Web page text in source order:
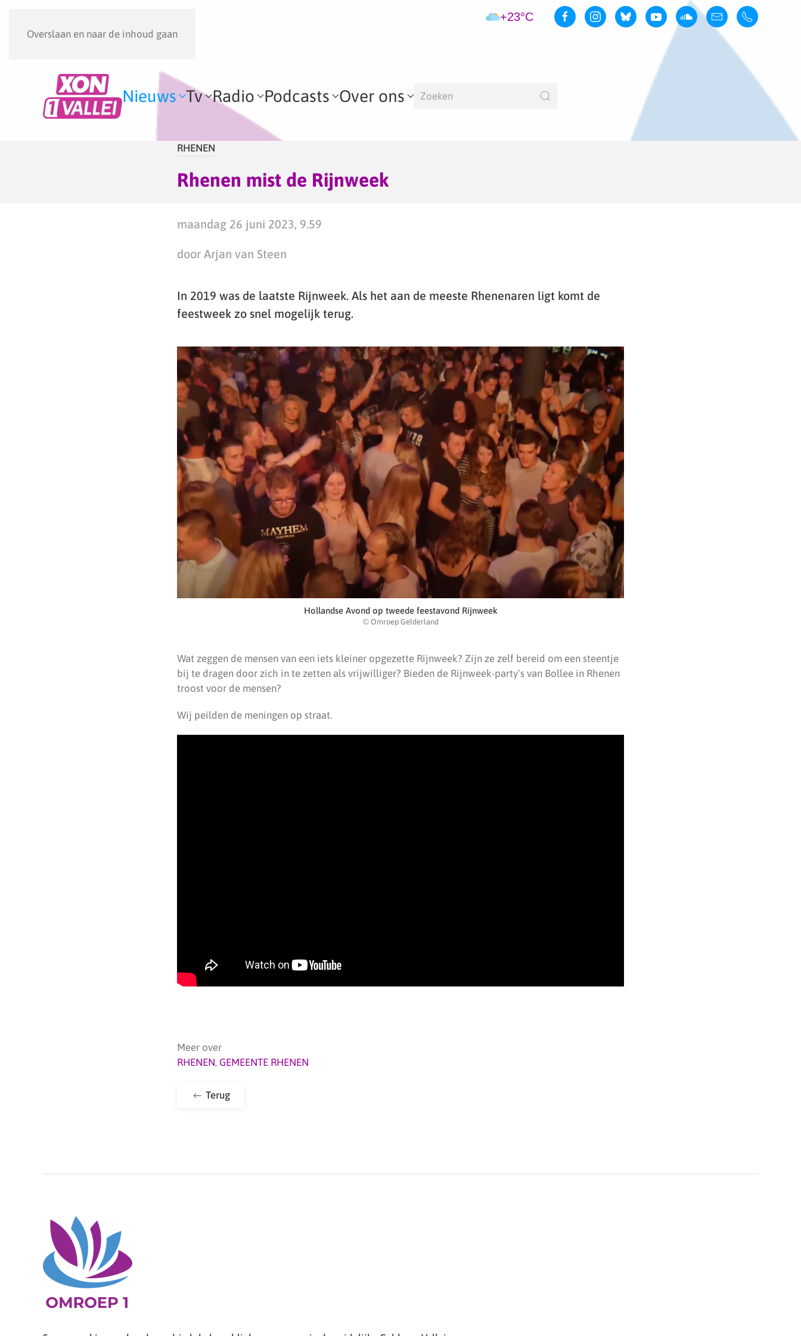
Overslaan en naar de inhoud gaan
+23°C
Nieuws Tv Radio Podcasts Over ons
RHENEN
Rhenen mist de Rijnweek
maandag 26 juni 2023, 9.59
door Arjan van Steen
In 2019 was de laatste Rijnweek. Als het aan de meeste Rhenenaren ligt komt de
feestweek zo snel mogelijk terug.
Hollandse Avond op tweede feestavond Rijnweek
© Omroep Gelderland
Wat zeggen de mensen van een iets kleiner opgezette Rijnweek? Zijn ze zelf bereid om een steentje
bij te dragen door zich in te zetten als vrijwilliger? Bieden de Rijnweek-party’s van Bollee in Rhenen
troost voor de mensen?
Wij peilden de meningen op straat.
Meer over
RHENEN, GEMEENTE RHENEN
Terug